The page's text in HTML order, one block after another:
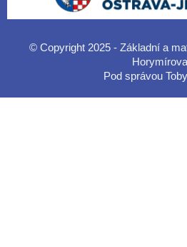
© Copyright 2025 - Základní a
Horymírova
Pod správou